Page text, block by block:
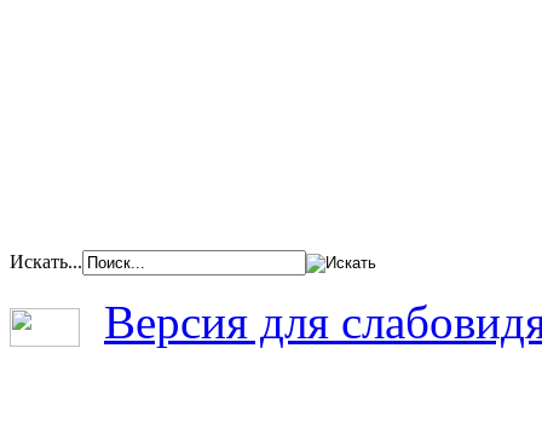
Искать...
Версия для